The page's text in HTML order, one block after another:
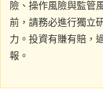
險、操作風險與監管
前，請務必進行獨立
力。投資有賺有賠，
報。